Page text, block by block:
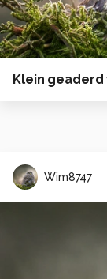
Klein geaderd
Wim8747